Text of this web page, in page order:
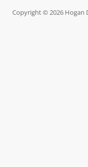
Copyright © 2026 Hogan